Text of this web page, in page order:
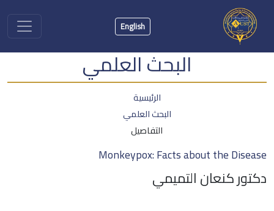
English
البحث العلمي
الرئيسية
البحث العلمي
التفاصيل
Monkeypox: Facts about the Disease
دكتور كنعان التميمي